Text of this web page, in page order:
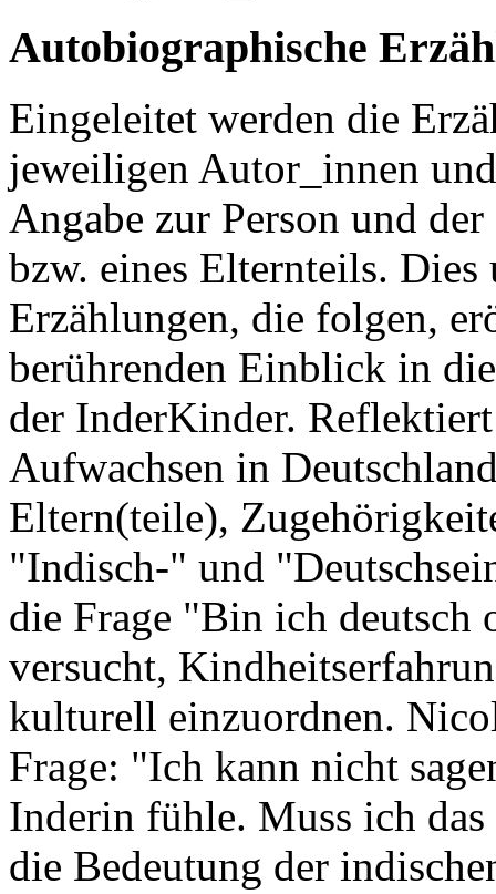
Autobiographische
Eingeleitet werden die
jeweiligen Autor_innen
Angabe zur Person und
bzw. eines Elternteils.
Erzählungen, die folgen,
berührenden Einblick in
der InderKinder.
Aufwachsen in
Eltern(teile),
"Indisch-" und
die Frage "Bin ich deutsch
versucht,
kulturell einzuordnen.
Frage: "Ich kann nicht
Inderin fühle. Muss ich
die Bedeutung der